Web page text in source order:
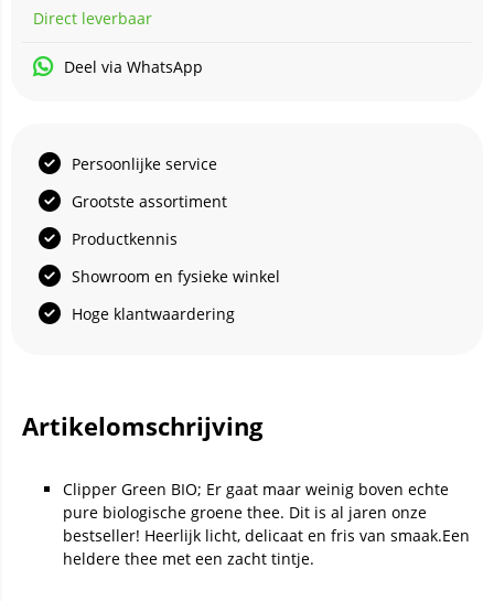
Direct leverbaar
Deel via WhatsApp
Persoonlijke service
Grootste assortiment
Productkennis
Showroom en fysieke winkel
Hoge klantwaardering
Artikelomschrijving
Clipper Green BIO; Er gaat maar weinig boven echte
pure biologische groene thee. Dit is al jaren onze
bestseller! Heerlijk licht, delicaat en fris van smaak.Een
heldere thee met een zacht tintje.